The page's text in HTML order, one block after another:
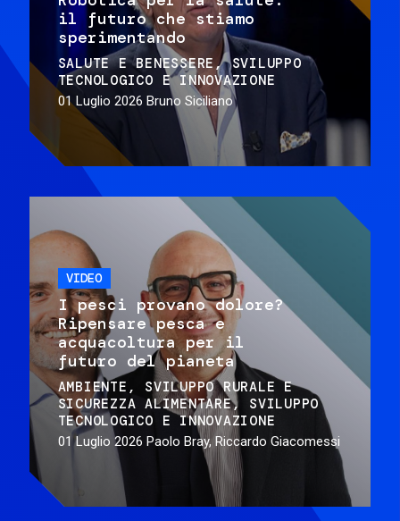
il futuro che stiamo
sperimentando
SALUTE E BENESSERE
SVILUPPO
TECNOLOGICO E INNOVAZIONE
01 Luglio 2026 Bruno Siciliano
VIDEO
I pesci provano dolore?
Ripensare pesca e
acquacoltura per il
futuro del pianeta
AMBIENTE
SVILUPPO RURALE E
SICUREZZA ALIMENTARE
SVILUPPO
TECNOLOGICO E INNOVAZIONE
01 Luglio 2026 Paolo Bray, Riccardo Giacomessi